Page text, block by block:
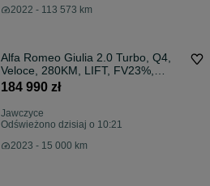
2022 - 113 573 km
Alfa Romeo Giulia 2.0 Turbo, Q4,
Veloce, 280KM, LIFT, FV23%,
Bezwypadkowy, ASO
184 990 zł
Jawczyce
Odświeżono dzisiaj o 10:21
2023 - 15 000 km